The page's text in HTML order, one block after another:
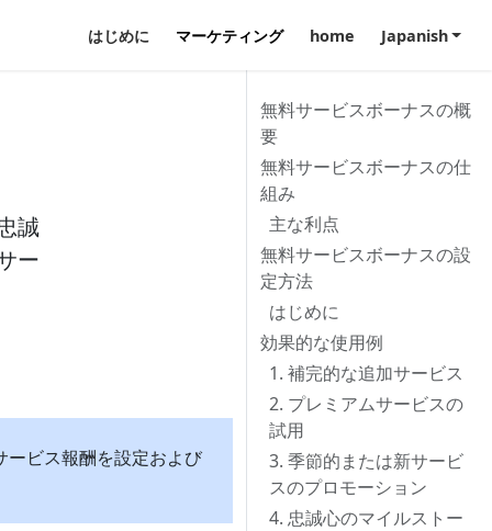
はじめに マーケティング home Japanish
無料サービスボーナスの概
要
無料サービスボーナスの仕
組み
主な利点
無料サービスボーナスの設
定方法
はじめに
効果的な使用例
1. 補完的な追加サービス
2. プレミアムサービスの
試用
3. 季節的または新サービ
スのプロモーション
4. 忠誠心のマイルストー
誠
ー
ビス報酬を設定および